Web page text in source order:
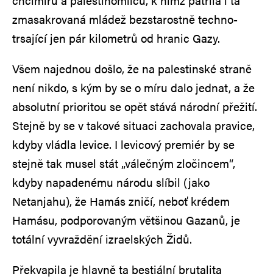
zmasakrovaná mládež bezstarostně techno-
trsající jen pár kilometrů od hranic Gazy.
Všem najednou došlo, že na palestinské straně
není nikdo, s kým by se o míru dalo jednat, a že
absolutní prioritou se opět stává národní přežití.
Stejně by se v takové situaci zachovala pravice,
kdyby vládla levice. I levicový premiér by se
stejně tak musel stát „válečným zločincem“,
kdyby napadenému národu slíbil (jako
Netanjahu), že Hamás zničí, neboť krédem
Hamásu, podporovaným většinou Gazanů, je
totální vyvraždění izraelských Židů.
Překvapila je hlavně ta bestiální brutalita